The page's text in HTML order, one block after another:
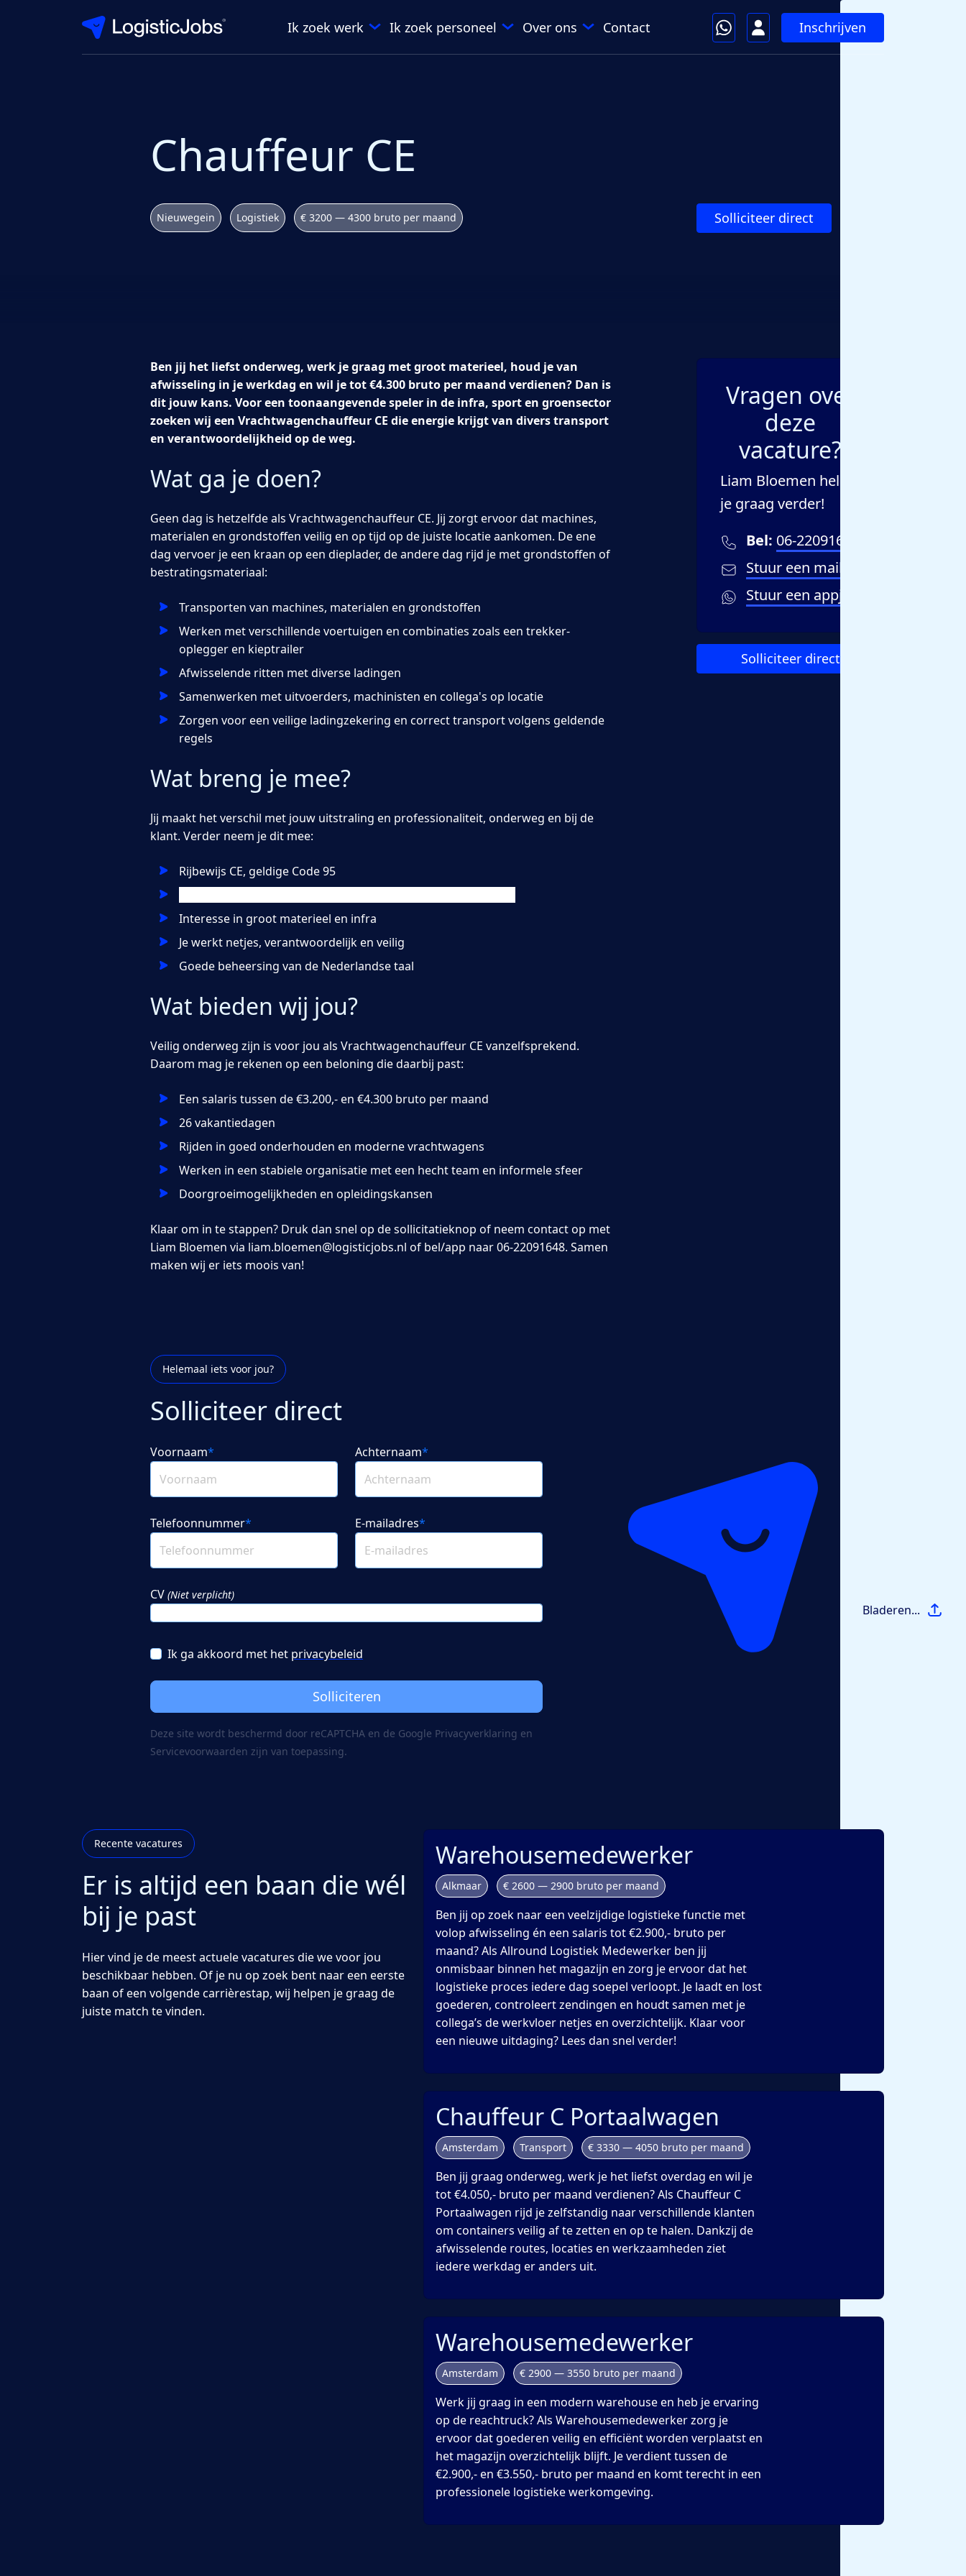
Ik zoek werk Ik zoek personeel Over ons Contact Inschrijven
Chauffeur CE
Nieuwegein Logistiek € 3200 — 4300 bruto per maand Solliciteer direct
Ben jij het liefst onderweg, werk je graag met groot materieel, houd je van
afwisseling in je werkdag en wil je tot €4.300 bruto per maand verdienen? Dan is
dit jouw kans. Voor een toonaangevende speler in de infra, sport en groensector
zoeken wij een Vrachtwagenchauffeur CE die energie krijgt van divers transport
en verantwoordelijkheid op de weg.
Wat ga je doen?
Geen dag is hetzelfde als Vrachtwagenchauffeur CE. Jij zorgt ervoor dat machines,
materialen en grondstoffen veilig en op tijd op de juiste locatie aankomen. De ene
dag vervoer je een kraan op een dieplader, de andere dag rijd je met grondstoffen of
bestratingsmateriaal:
Transporten van machines, materialen en grondstoffen
Werken met verschillende voertuigen en combinaties zoals een trekker-
oplegger en kieptrailer
Afwisselende ritten met diverse ladingen
Samenwerken met uitvoerders, machinisten en collega's op locatie
Zorgen voor een veilige ladingzekering en correct transport volgens geldende
regels
Wat breng je mee?
Jij maakt het verschil met jouw uitstraling en professionaliteit, onderweg en bij de
klant. Verder neem je dit mee:
Rijbewijs CE, geldige Code 95
Interesse in groot materieel en infra
Je werkt netjes, verantwoordelijk en veilig
Goede beheersing van de Nederlandse taal
Wat bieden wij jou?
Veilig onderweg zijn is voor jou als Vrachtwagenchauffeur CE vanzelfsprekend.
Daarom mag je rekenen op een beloning die daarbij past:
Een salaris tussen de €3.200,- en €4.300 bruto per maand
26 vakantiedagen
Rijden in goed onderhouden en moderne vrachtwagens
Werken in een stabiele organisatie met een hecht team en informele sfeer
Doorgroeimogelijkheden en opleidingskansen
Klaar om in te stappen? Druk dan snel op de sollicitatieknop of neem contact op met
Liam Bloemen via liam.bloemen@logisticjobs.nl of bel/app naar 06-22091648. Samen
maken wij er iets moois van!
Vragen over
deze
vacature?
Liam Bloemen helpt
je graag verder!
Bel: 06-22091648
Stuur een mailtje
Stuur een appje
Solliciteer direct
Helemaal iets voor jou?
Solliciteer direct
Voornaam* Achternaam*
Telefoonnummer* E-mailadres*
CV (Niet verplicht)
Bladeren...
Ik ga akkoord met het privacybeleid
Solliciteren
Deze site wordt beschermd door reCAPTCHA en de Google Privacy­verklaring en
Servicevoorwaarden zijn van toepassing.
Recente vacatures
Er is altijd een baan die wél
bij je past
Hier vind je de meest actuele vacatures die we voor jou
beschikbaar hebben. Of je nu op zoek bent naar een eerste
baan of een volgende carrièrestap, wij helpen je graag de
juiste match te vinden.
Warehousemedewerker
Alkmaar € 2600 — 2900 bruto per maand
Ben jij op zoek naar een veelzijdige logistieke functie met
volop afwisseling én een salaris tot €2.900,- bruto per
maand? Als Allround Logistiek Medewerker ben jij
onmisbaar binnen het magazijn en zorg je ervoor dat het
logistieke proces iedere dag soepel verloopt. Je laadt en lost
goederen, controleert zendingen en houdt samen met je
collega’s de werkvloer netjes en overzichtelijk. Klaar voor
een nieuwe uitdaging? Lees dan snel verder!
Chauffeur C Portaalwagen
Amsterdam Transport € 3330 — 4050 bruto per maand
Ben jij graag onderweg, werk je het liefst overdag en wil je
tot €4.050,- bruto per maand verdienen? Als Chauffeur C
Portaalwagen rijd je zelfstandig naar verschillende klanten
om containers veilig af te zetten en op te halen. Dankzij de
afwisselende routes, locaties en werkzaamheden ziet
iedere werkdag er anders uit.
Warehousemedewerker
Amsterdam € 2900 — 3550 bruto per maand
Werk jij graag in een modern warehouse en heb je ervaring
op de reachtruck? Als Warehousemedewerker zorg je
ervoor dat goederen veilig en efficiënt worden verplaatst en
het magazijn overzichtelijk blijft. Je verdient tussen de
€2.900,- en €3.550,- bruto per maand en komt terecht in een
professionele logistieke werkomgeving.